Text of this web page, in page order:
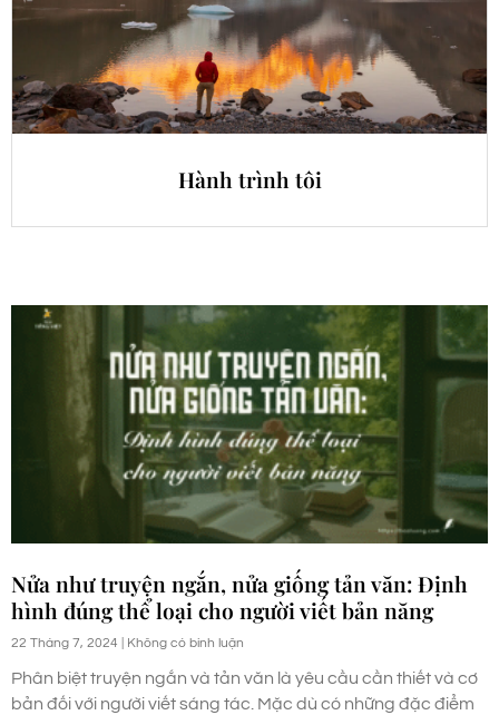
Hành trình tôi
Nửa như truyện ngắn, nửa giống tản văn: Định
hình đúng thể loại cho người viết bản năng
22 Tháng 7, 2024 Không có bình luận
Phân biệt truyện ngắn và tản văn là yêu cầu cần thiết và cơ
bản đối với người viết sáng tác. Mặc dù có những đặc điểm